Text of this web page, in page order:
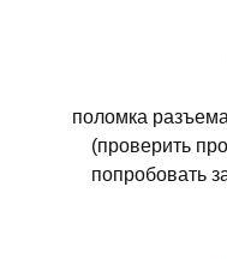
поломка
(проверить
попробовать